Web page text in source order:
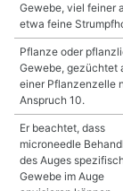
Gewebe, viel feiner
etwa feine
Pflanze oder
Gewebe, gezüchtet
einer Pflanzenzelle
Anspruch 10.
Er beachtet, dass
microneedle
des Auges
Gewebe im Auge